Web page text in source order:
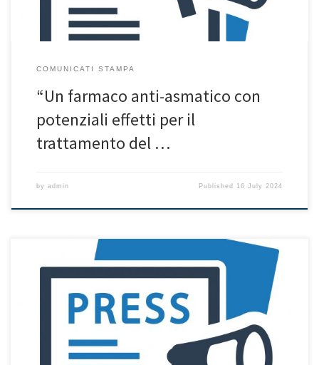
COMUNICATI STAMPA
“Un farmaco anti-asmatico con
potenziali effetti per il
trattamento del …
by admin Published 16 July 2024